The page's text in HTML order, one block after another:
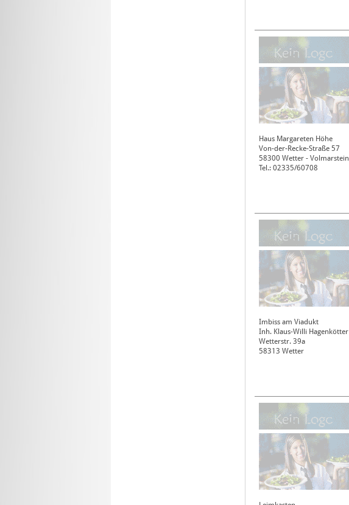
Haus Margareten Höhe
Von-der-Recke-Straße 57
58300 Wetter - Volmarstein
Tel.: 02335/60708
Imbiss am Viadukt
Inh. Klaus-Willi Hagenkötter
Wetterstr. 39a
58313 Wetter